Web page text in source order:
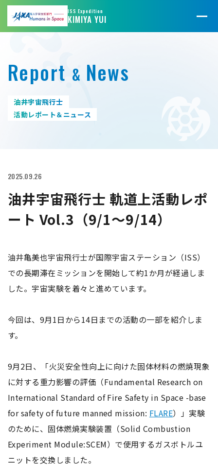
ISS Expedition
KIMIYA YUI
Report & News
油井宇宙飛行士
活動レポート＆ニュース
2025.09.26
油井宇宙飛行士 軌道上活動レポ
ート Vol.3（9/1〜9/14）
油井亀美也宇宙飛行士が国際宇宙ステーション（ISS）
での長期滞在ミッションを開始して約1か月が経過しま
した。宇宙実験を着々と進めています。
今回は、9月1日から14日までの活動の一部を紹介しま
す。
9月2日、「火災安全性向上に向けた固体材料の燃焼現象
に対する重力影響の評価（Fundamental Research on
International Standard of Fire Safety in Space -base
for safety of future manned mission: FLARE）」実験
のために、固体燃焼実験装置（Solid Combustion
Experiment Module:SCEM）で使用するガスボトルユ
ニットを交換しました。